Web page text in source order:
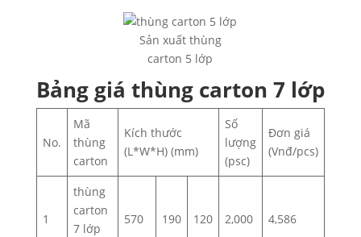
Sản xuất thùng
carton 5 lớp
Bảng giá thùng carton 7 lớp
No.
Mã
thùng
carton
Kích thước
(L*W*H) (mm)
Số
lượng
(psc)
Đơn giá
(Vnđ/pcs)
1
thùng
carton
7 lớp
570 190 120 2,000 4,586